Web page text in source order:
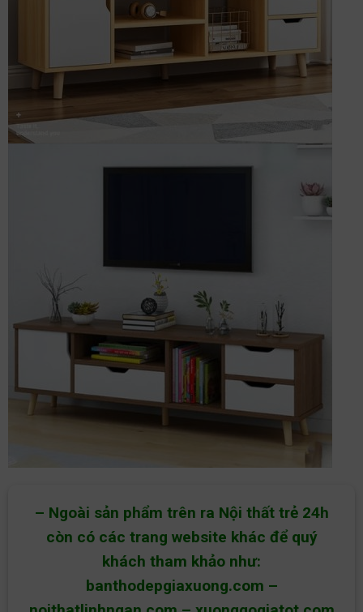
– Ngoài sản phẩm trên ra Nội thất trẻ 24h
còn có các trang website khác để quý
khách tham khảo như:
banthodepgiaxuong.com –